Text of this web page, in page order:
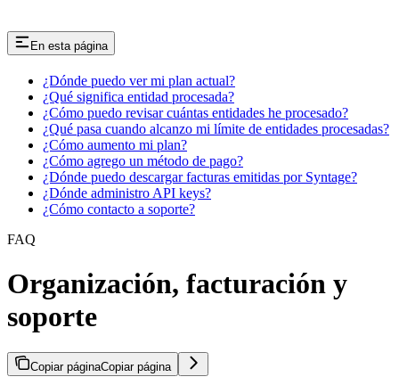
En esta página
¿Dónde puedo ver mi plan actual?
¿Qué significa entidad procesada?
¿Cómo puedo revisar cuántas entidades he procesado?
¿Qué pasa cuando alcanzo mi límite de entidades procesadas?
¿Cómo aumento mi plan?
¿Cómo agrego un método de pago?
¿Dónde puedo descargar facturas emitidas por Syntage?
¿Dónde administro API keys?
¿Cómo contacto a soporte?
FAQ
Organización, facturación y
soporte
Copiar páginaCopiar página